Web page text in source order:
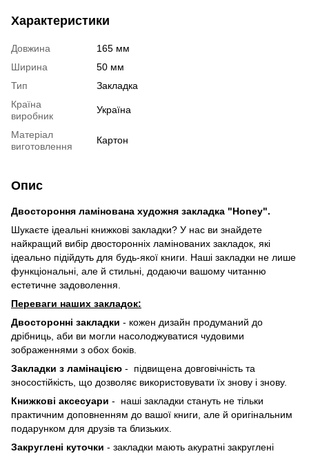
Характеристики
Довжина
165 мм
Ширина
50 мм
Тип
Закладка
Країна
виробник
Україна
Матеріал
виготовлення
Картон
Опис
Двостороння ламінована художня закладка "Honey".
Шукаєте ідеальні книжкові закладки? У нас ви знайдете
найкращий вибір двосторонніх ламінованих закладок, які
ідеально підійдуть для будь-якої книги. Наші закладки не лише
функціональні, але й стильні, додаючи вашому читанню
естетичне задоволення.
Переваги наших закладок:
Двосторонні закладки - кожен дизайн продуманий до
дрібниць, аби ви могли насолоджуватися чудовими
зображеннями з обох боків.
Закладки з ламінацією - підвищена довговічність та
зносостійкість, що дозволяє використовувати їх знову і знову.
Книжкові аксесуари - наші закладки стануть не тільки
практичним доповненням до вашої книги, але й оригінальним
подарунком для друзів та близьких.
Закруглені куточки - закладки мають акуратні закруглені